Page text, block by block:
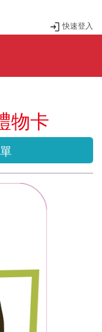
快速登入
物卡